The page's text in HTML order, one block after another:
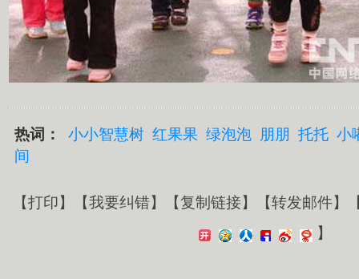
热词： 小小智慧树 红果果 绿泡泡 朋朋 托托 小
间
【打印】【我要纠错】【复制链接】【转发邮件】
】